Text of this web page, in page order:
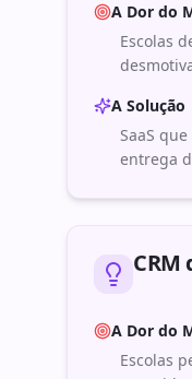
A Dor do
Escolas
A Solução
SaaS
entrega
A Dor do
Escolas